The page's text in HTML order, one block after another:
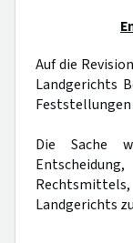
Auf die
Landgerichts
Die Sache
Landgerichts